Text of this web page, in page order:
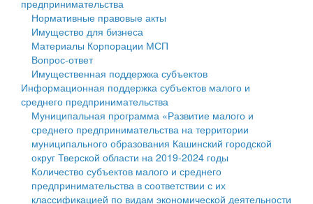
Государственные услуги
Промышленность и АПК
Экономика и бизнес
...
Символика
Устав
Гостям округа
Туризм
Культура
Образование
Здравоохранение
муниципального округа Тверской области
Администрация Кашинского муниципального округа
Тверской области
Управление сельскими территориями
Открытые данные
Работа с обращениями граждан
Муниципальный контроль
Финансовое управление
Бюджет для граждан
Имущество
Выявление правообладателей ранее учтенных
объектов недвижимости
Имущественная поддержка субъектов малого и
среднего предпринимательства
предпринимательства
Нормативные правовые акты
Имущество для бизнеса
Материалы Корпорации МСП
Вопрос-ответ
Имущественная поддержка субъектов
Информационная поддержка субъектов малого и
среднего предпринимательства
Муниципальная программа «Развитие малого и
среднего предпринимательства на территории
муниципального образования Кашинский городской
округ Тверской области на 2019-2024 годы
Количество субъектов малого и среднего
предпринимательства в соответствии с их
классификацией по видам экономической деятельности